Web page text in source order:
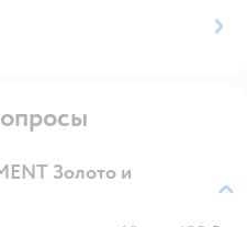
Золото и